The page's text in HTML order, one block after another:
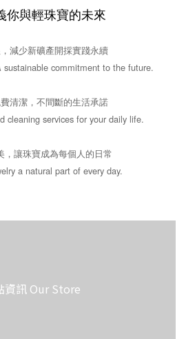
你與輕珠寶的未來
減少新礦產開採實踐永續
sustainable commitment to the future.
清潔，不間斷的生活承諾
cleaning services for your daily life.
，讓珠寶成為每個人的日常
a natural part of every day.
店點資訊 Our Store